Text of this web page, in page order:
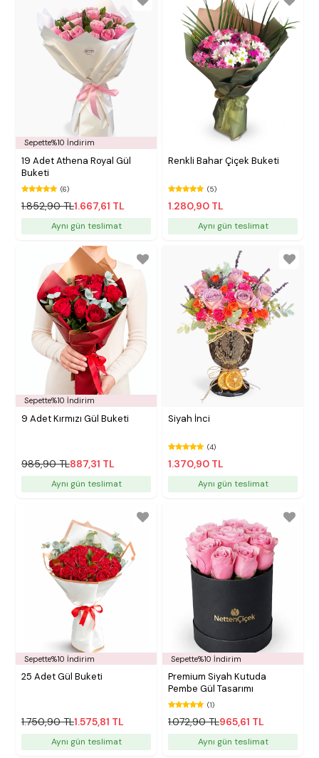
Sepette%10 İndirim
19 Adet Athena Royal Gül
Buketi
(6)
1.852,90 TL1.667,61 TL
Aynı gün teslimat
Renkli Bahar Çiçek Buketi
(5)
1.280,90 TL
Aynı gün teslimat
Sepette%10 İndirim
9 Adet Kırmızı Gül Buketi
985,90 TL887,31 TL
Aynı gün teslimat
Siyah İnci
(4)
1.370,90 TL
Aynı gün teslimat
Sepette%10 İndirim
25 Adet Gül Buketi
1.750,90 TL1.575,81 TL
Aynı gün teslimat
Sepette%10 İndirim
Premium Siyah Kutuda
Pembe Gül Tasarımı
(1)
1.072,90 TL965,61 TL
Aynı gün teslimat